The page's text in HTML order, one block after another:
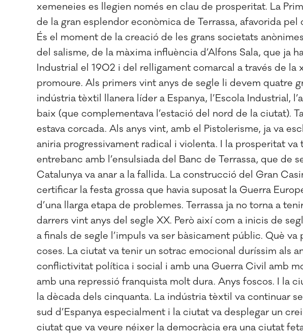
xemeneies es llegien només en clau de prosperitat. La
de la gran esplendor econòmica de Terrassa, afavorida
És el moment de la creació de les grans societats
del salisme, de la màxima influència d’Alfons Sala, que ja
Industrial el 1902 i del relligament comarcal a través de la
promoure. Als primers vint anys de segle li devem quatre
indústria tèxtil llanera líder a Espanya, l’Escola Industrial,
baix (que complementava l’estació del nord de la ciutat).
estava corcada. Als anys vint, amb el Pistolerisme, ja va
aniria progressivament radical i violenta. I la prosperitat
entrebanc amb l’ensulsiada del Banc de Terrassa, que de
Catalunya va anar a la fallida. La construcció del Gran
certificar la festa grossa que havia suposat la Guerra
d’una llarga etapa de problemes. Terrassa ja no torna a
darrers vint anys del segle XX. Però així com a inicis de
a finals de segle l’impuls va ser bàsicament públic. Què
coses. La ciutat va tenir un sotrac emocional duríssim als
conflictivitat política i social i amb una Guerra Civil amb
amb una repressió franquista molt dura. Anys foscos. I la
la dècada dels cinquanta. La indústria tèxtil va continuar
sud d’Espanya especialment i la ciutat va desplegar un
ciutat que va veure néixer la democràcia era una ciutat